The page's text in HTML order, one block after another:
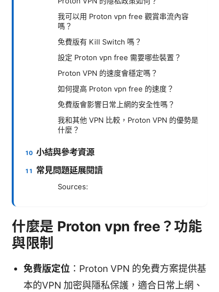
我可以用 Proton vpn free 觀賞串流內容
嗎？
免費版有 Kill Switch 嗎？
設定 Proton vpn free 需要哪些裝置？
Proton VPN 的速度會穩定嗎？
如何提高 Proton vpn free 的速度？
免費版會影響日常上網的安全性嗎？
我和其他 VPN 比較，Proton VPN 的優勢是
什麼？
小結與參考資源
常見問題延展閱讀
Sources:
什麼是 Proton vpn free？功能
與限制
免費版定位 ：Proton VPN 的免費方案提供基
本的VPN 加密與隱私保護，適合日常上網、